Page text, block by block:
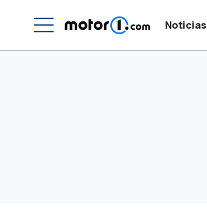
Noticias